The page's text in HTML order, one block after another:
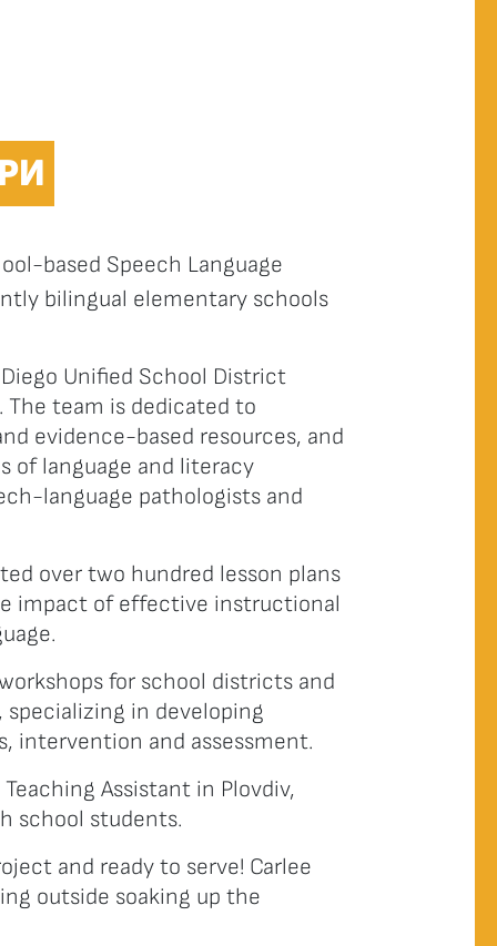
based Speech Language
bilingual elementary schools
Unified School District
The team is dedicated to
evidence-based resources, and
of language and literacy
language pathologists and
over two hundred lesson plans
impact of effective instructional
for school districts and
in developing
intervention and assessment.
Assistant in Plovdiv,
school students.
and ready to serve! Carlee
outside soaking up the